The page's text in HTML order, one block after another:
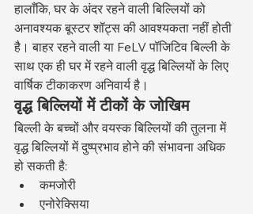
हालाँकि, घर के अंदर रहने वाली बिल्लियों को
अनावश्यक बूस्टर शॉट्स की आवश्यकता नहीं होती
है। बाहर रहने वाली या FeLV पॉजिटिव बिल्ली के
साथ एक ही घर में रहने वाली वृद्ध बिल्लियों के लिए
वार्षिक टीकाकरण अनिवार्य है।
वृद्ध बिल्लियों में टीकों के जोखिम
बिल्ली के बच्चों और वयस्क बिल्लियों की तुलना में
वृद्ध बिल्लियों में दुष्प्रभाव होने की संभावना अधिक
हो सकती है:
कमजोरी
एनोरेक्सिया